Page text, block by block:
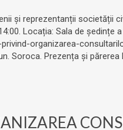
și reprezentanții societății
Locația: Sala de
organizarea-
Soroca. Prezența și